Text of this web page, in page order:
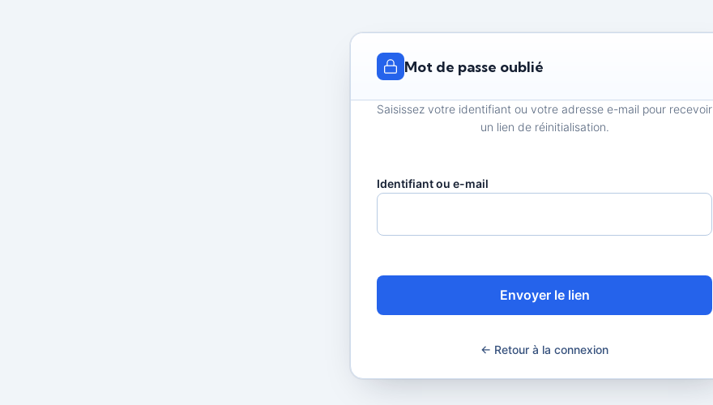
Mot de passe oublié
Saisissez votre identifiant ou votre adresse e-mail pour recevoir
un lien de réinitialisation.
Identifiant ou e-mail
Envoyer le lien
← Retour à la connexion